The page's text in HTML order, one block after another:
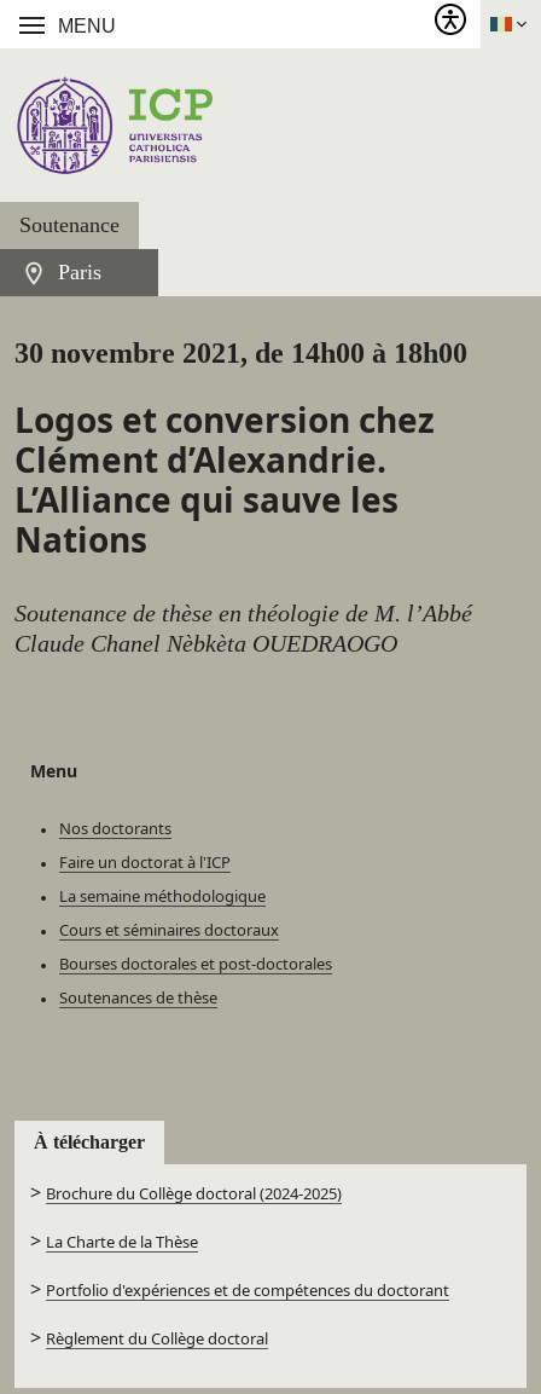
MENU
Soutenance
Paris
30 novembre 2021, de 14h00 à 18h00
Logos et conversion chez
Clément d’Alexandrie.
L’Alliance qui sauve les
Nations
Soutenance de thèse en théologie de M. l’Abbé
Claude Chanel Nèbkèta OUEDRAOGO
Menu
Nos doctorants
Faire un doctorat à l'ICP
La semaine méthodologique
Cours et séminaires doctoraux
Bourses doctorales et post-doctorales
Soutenances de thèse
À télécharger
> Brochure du Collège doctoral (2024-2025)
> La Charte de la Thèse
> Portfolio d'expériences et de compétences du doctorant
> Règlement du Collège doctoral